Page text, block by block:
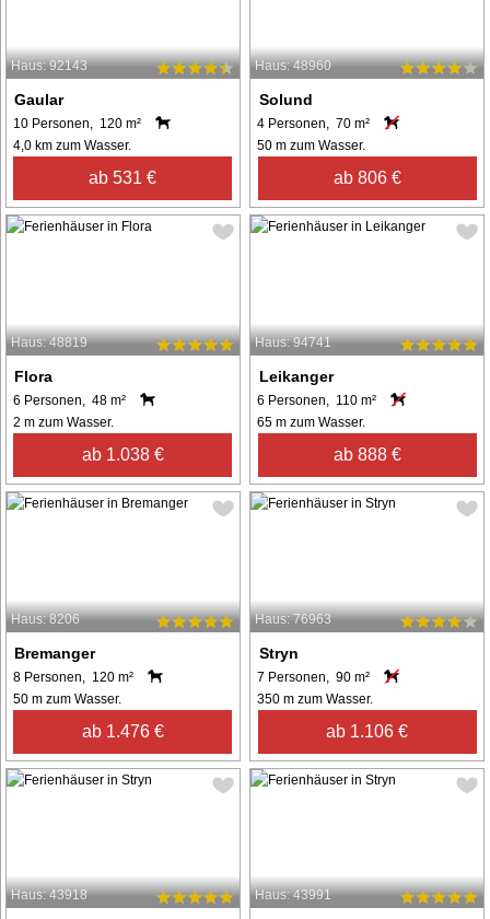
Haus: 92143
Gaular
10 Personen, 120 m²
4,0 km zum Wasser.
ab 531 €
Haus: 48960
Solund
4 Personen, 70 m²
50 m zum Wasser.
ab 806 €
Haus: 48819
Flora
6 Personen, 48 m²
2 m zum Wasser.
ab 1.038 €
Haus: 94741
Leikanger
6 Personen, 110 m²
65 m zum Wasser.
ab 888 €
Haus: 8206
Bremanger
8 Personen, 120 m²
50 m zum Wasser.
ab 1.476 €
Haus: 76963
Stryn
7 Personen, 90 m²
350 m zum Wasser.
ab 1.106 €
Haus: 43918 Haus: 43991